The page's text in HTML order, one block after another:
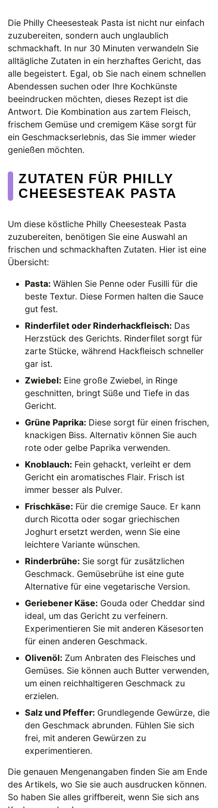
Die Philly Cheesesteak Pasta ist nicht nur einfach
zuzubereiten, sondern auch unglaublich
schmackhaft. In nur 30 Minuten verwandeln Sie
alltägliche Zutaten in ein herzhaftes Gericht, das
alle begeistert. Egal, ob Sie nach einem schnellen
Abendessen suchen oder Ihre Kochkünste
beeindrucken möchten, dieses Rezept ist die
Antwort. Die Kombination aus zartem Fleisch,
frischem Gemüse und cremigem Käse sorgt für
ein Geschmackserlebnis, das Sie immer wieder
genießen möchten.
ZUTATEN FÜR PHILLY
CHEESESTEAK PASTA
Um diese köstliche Philly Cheesesteak Pasta
zuzubereiten, benötigen Sie eine Auswahl an
frischen und schmackhaften Zutaten. Hier ist eine
Übersicht:
Pasta: Wählen Sie Penne oder Fusilli für die
beste Textur. Diese Formen halten die Sauce
gut fest.
Rinderfilet oder Rinderhackfleisch: Das
Herzstück des Gerichts. Rinderfilet sorgt für
zarte Stücke, während Hackfleisch schneller
gar ist.
Zwiebel: Eine große Zwiebel, in Ringe
geschnitten, bringt Süße und Tiefe in das
Gericht.
Grüne Paprika: Diese sorgt für einen frischen,
knackigen Biss. Alternativ können Sie auch
rote oder gelbe Paprika verwenden.
Knoblauch: Fein gehackt, verleiht er dem
Gericht ein aromatisches Flair. Frisch ist
immer besser als Pulver.
Frischkäse: Für die cremige Sauce. Er kann
durch Ricotta oder sogar griechischen
Joghurt ersetzt werden, wenn Sie eine
leichtere Variante wünschen.
Rinderbrühe: Sie sorgt für zusätzlichen
Geschmack. Gemüsebrühe ist eine gute
Alternative für eine vegetarische Version.
Geriebener Käse: Gouda oder Cheddar sind
ideal, um das Gericht zu verfeinern.
Experimentieren Sie mit anderen Käsesorten
für einen anderen Geschmack.
Olivenöl: Zum Anbraten des Fleisches und
Gemüses. Sie können auch Butter verwenden,
um einen reichhaltigeren Geschmack zu
erzielen.
Salz und Pfeffer: Grundlegende Gewürze, die
den Geschmack abrunden. Fühlen Sie sich
frei, mit anderen Gewürzen zu
experimentieren.
Die genauen Mengenangaben finden Sie am Ende
des Artikels, wo Sie sie auch ausdrucken können.
So haben Sie alles griffbereit, wenn Sie sich ans